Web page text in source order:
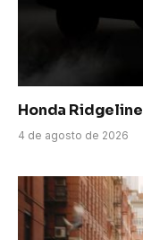
Honda Ridgeline
4 de agosto de 2026